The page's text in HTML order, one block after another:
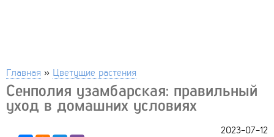
Главная » Цветущие растения
Сенполия узамбарская: правильный
уход в домашних условиях
2023-07-12